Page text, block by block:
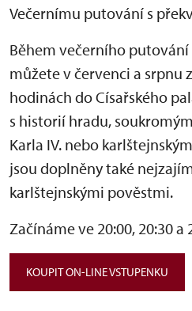
Večernímu putování s
Během večerního
můžete v červenci a srpnu
hodinách do Císařského
s historií hradu,
Karla IV. nebo
jsou doplněny také
karlštejnskými pověstmi.
Začínáme ve 20:00, 20:30 a
KOUPIT ON-LINE VSTUPENKU